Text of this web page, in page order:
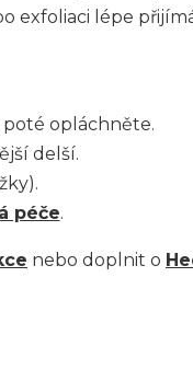
exfoliaci lépe
opláchněte.
delší.
péče.
nebo doplnit o